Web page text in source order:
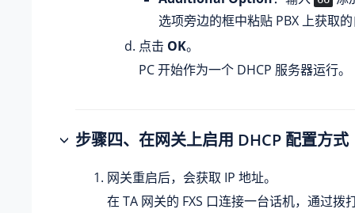
选项旁边的框中粘贴 PBX 上获取
点击 OK。
PC 开始作为一个 DHCP 服务器运行。
步骤四、在网关上启用 DHCP 配置方式
网关重启后，会获取 IP 地址。
在 TA 网关的 FXS 口连接一台话机，通过